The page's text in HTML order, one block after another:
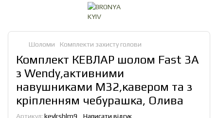
Шоломи Комплекти захисту голови
Комплект КЕВЛАР шолом Fast 3A
з Wendy,активними
навушниками M32,кавером та з
кріпленням чебурашка, Олива
Артикул: kevlrshlm9 Написати відгук